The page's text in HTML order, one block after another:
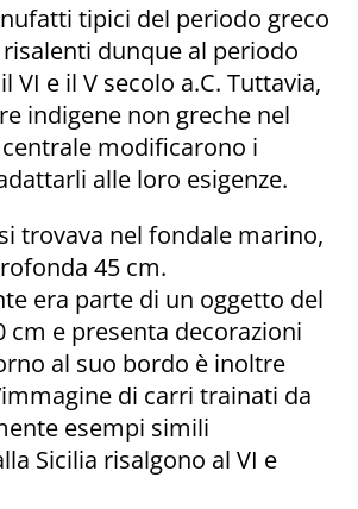
tipici del periodo greco
dunque al periodo
VI e il V secolo a.C. Tuttavia,
indigene non greche nel
modificarono i
alle loro esigenze.
trovava nel fondale marino,
45 cm.
era parte di un oggetto del
cm e presenta decorazioni
al suo bordo è inoltre
di carri trainati da
esempi simili
Sicilia risalgono al VI e